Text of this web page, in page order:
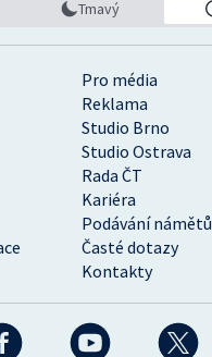
Pro média
Reklama
Studio Brno
Studio Ostrava
Rada ČT
Kariéra
Podávání námětů
Časté dotazy
Kontakty
Tmavý